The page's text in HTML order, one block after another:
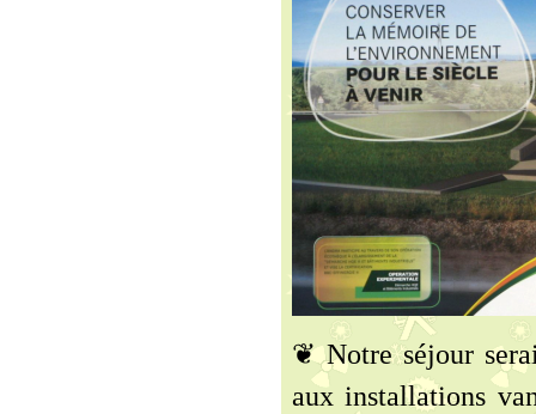
❦ Notre séjour
aux installations